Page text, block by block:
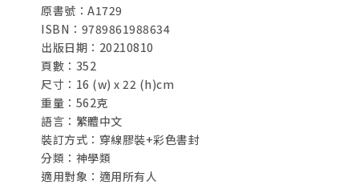
原書號：A1729
ISBN：9789861988634
出版日期：20210810
頁數：352
尺寸：16 (w) x 22 (h)cm
重量：562克
語言：繁體中文
裝訂方式：穿線膠裝+彩色書封
分類：神學類
適用對象：適用所有人